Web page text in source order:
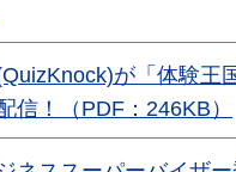
が「体験王
信！（PDF：246KB）